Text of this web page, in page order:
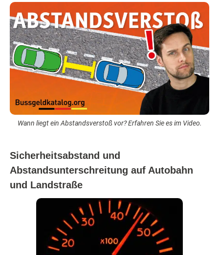
Wann liegt ein Abstandsverstoß vor? Erfahren Sie es im Video.
Sicherheitsabstand und
Abstandsunterschreitung auf Autobahn
und Landstraße